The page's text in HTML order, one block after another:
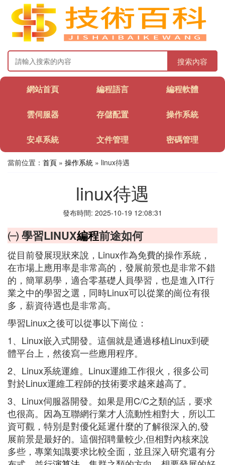
搜索內容
網站首頁 編程語言 編程軟體
雲伺服器 存儲配置 操作系統
安卓系統 文件管理 密碼管理
當前位置： 首頁 » 操作系統 » linux待遇
linux待遇
發布時間: 2025-10-19 12:08:31
㈠ 學習LINUX編程前途如何
從目前發展現狀來說，Linux作為免費的操作系統，
在市場上應用率是非常高的，發展前景也是非常不錯
的，簡單易學，適合零基礎人員學習，也是進入IT行
業之中的學習之選，同時Linux可以從業的崗位有很
多，薪資待遇也是非常高。
學習Linux之後可以從事以下崗位：
1、Linux嵌入式開發。這個就是通過移植Linux到硬
體平台上，然後寫一些應用程序。
2、Linux系統運維。Linux運維工作很火，很多公司
對於Linux運維工程師的技術要求越來越高了。
3、Linux伺服器開發。如果是用C/C之類的話，要求
也很高。因為互聯網行業才人流動性相對大，所以工
資可觀，特別是對優化延遲什麼的了解很深入的,發
展前景是最好的。這個招聘量較少,但相對內核來說
多些，專業知識要求比較全面，並且深入研究還有分